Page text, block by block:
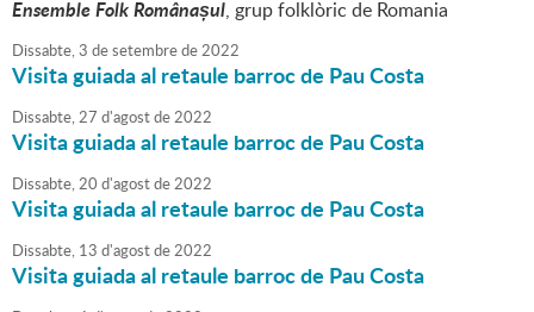
Ensemble Folk Românașul, grup folklòric de Romania
Dissabte,3 desetembrede2022
Visita guiada al retaule barroc de Pau Costa
Dissabte,27 d'agostde2022
Visita guiada al retaule barroc de Pau Costa
Dissabte,20 d'agostde2022
Visita guiada al retaule barroc de Pau Costa
Dissabte, 13 d'agostde2022
Visita guiada al retaule barroc de Pau Costa